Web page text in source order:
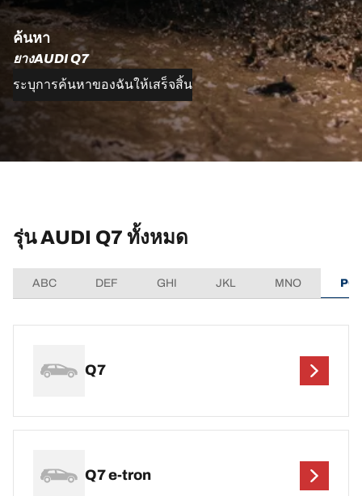
ค้นหา
ยางAUDI Q7
ระบุการค้นหาของฉันให้เสร็จสิ้น
รุ่น AUDI Q7 ทั้งหมด
ABC DEF GHI JKL MNO
Q7
Q7 e-tron